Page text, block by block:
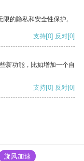
的隐私和安全性保护。
支持[0] 反对[0]
新功能，比如增加一个自
支持[0] 反对[0]
旋风加速